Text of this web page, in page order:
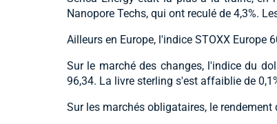
Nanopore Techs, qui ont reculé de 4,3%.
Ailleurs en Europe, l'indice STOXX Europe
Sur le marché des changes, l'indice du
96,34. La livre sterling s'est affaiblie de
Sur les marchés obligataires, le